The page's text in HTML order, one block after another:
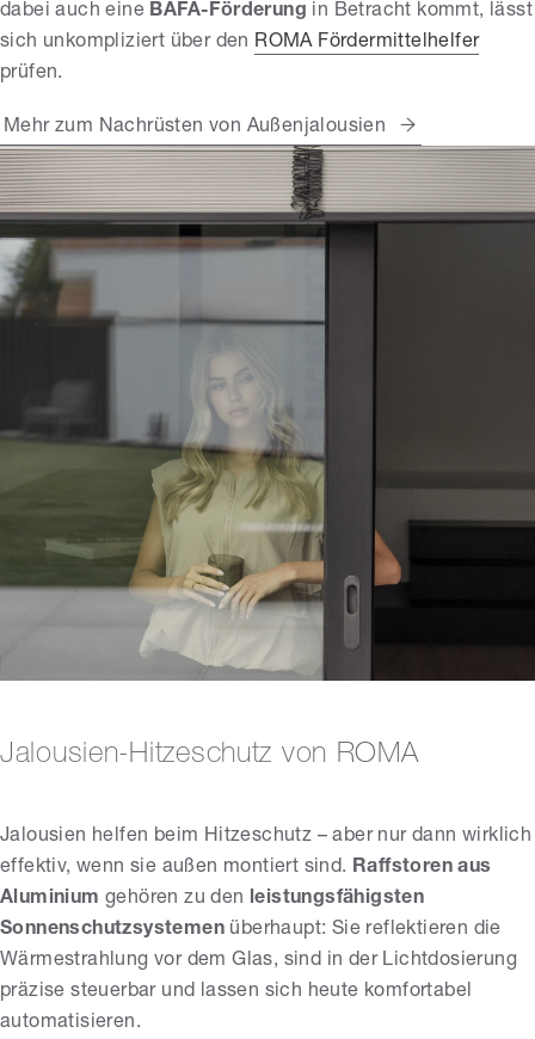
dabei auch eine BAFA-Förderung in Betracht kommt, lässt
sich unkompliziert über den ROMA Fördermittelhelfer
prüfen.
Mehr zum Nachrüsten von Außenjalousien
Jalousien-Hitzeschutz von ROMA
Jalousien helfen beim Hitzeschutz – aber nur dann wirklich
effektiv, wenn sie außen montiert sind. Raffstoren aus
Aluminium gehören zu den leistungsfähigsten
Sonnenschutzsystemen überhaupt: Sie reflektieren die
Wärmestrahlung vor dem Glas, sind in der Lichtdosierung
präzise steuerbar und lassen sich heute komfortabel
automatisieren.